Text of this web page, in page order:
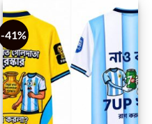
-41%